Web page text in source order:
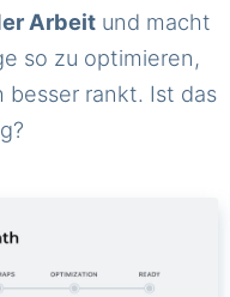
Arbeitund macht
so zu optimieren,
besser rankt. Ist das